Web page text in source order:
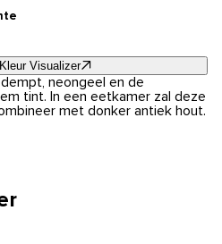
Visualizer
neongeel en de
tint. In een eetkamer zal deze
met donker antiek hout.